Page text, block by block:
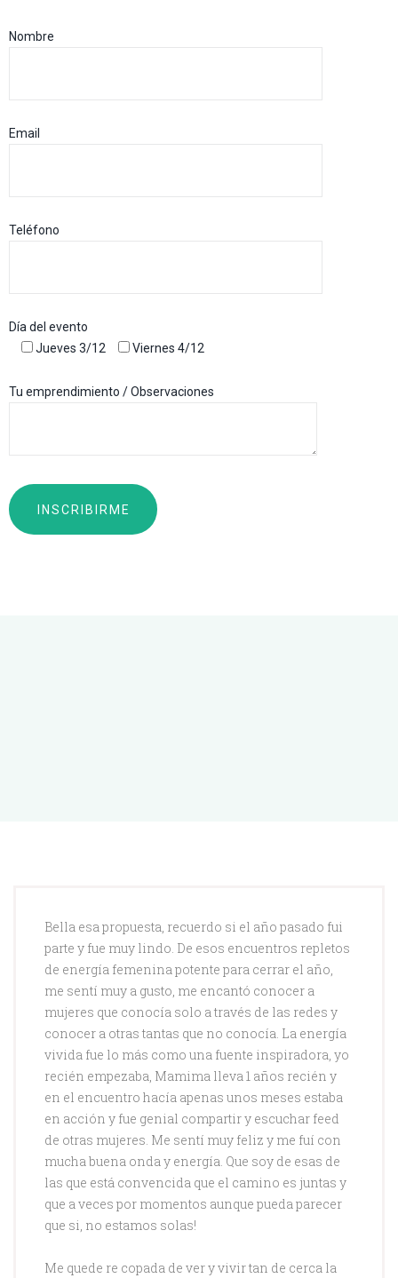
Nombre
Email
Teléfono
Día del evento
Jueves 3/12
Viernes 4/12
Tu emprendimiento / Observaciones
Bella esa propuesta, recuerdo si el año pasado fui
parte y fue muy lindo. De esos encuentros repletos
de energía femenina potente para cerrar el año,
me sentí muy a gusto, me encantó conocer a
mujeres que conocía solo a través de las redes y
conocer a otras tantas que no conocía. La energía
vivida fue lo más como una fuente inspiradora, yo
recién empezaba, Mamima lleva 1 años recién y
en el encuentro hacía apenas unos meses estaba
en acción y fue genial compartir y escuchar feed
de otras mujeres. Me sentí muy feliz y me fuí con
mucha buena onda y energía. Que soy de esas de
las que está convencida que el camino es juntas y
que a veces por momentos aunque pueda parecer
que si, no estamos solas!
Me quede re copada de ver y vivir tan de cerca la